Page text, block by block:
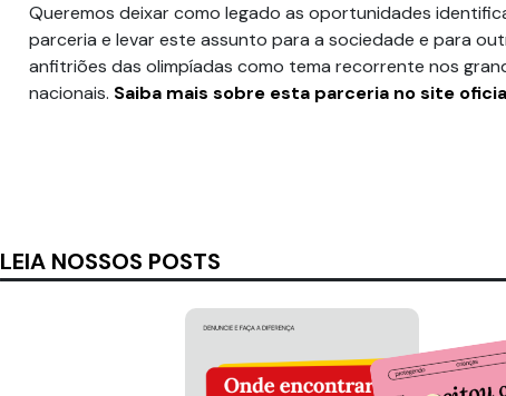
Queremos deixar como legado as oportunidades
parceria e levar este assunto para a sociedade e para
anfitriões das olimpíadas como tema recorrente nos
nacionais. Saiba mais sobre esta parceria no site
LEIA NOSSOS POSTS